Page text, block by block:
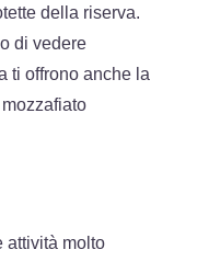
della riserva.
di vedere
ti offrono anche la
attività molto